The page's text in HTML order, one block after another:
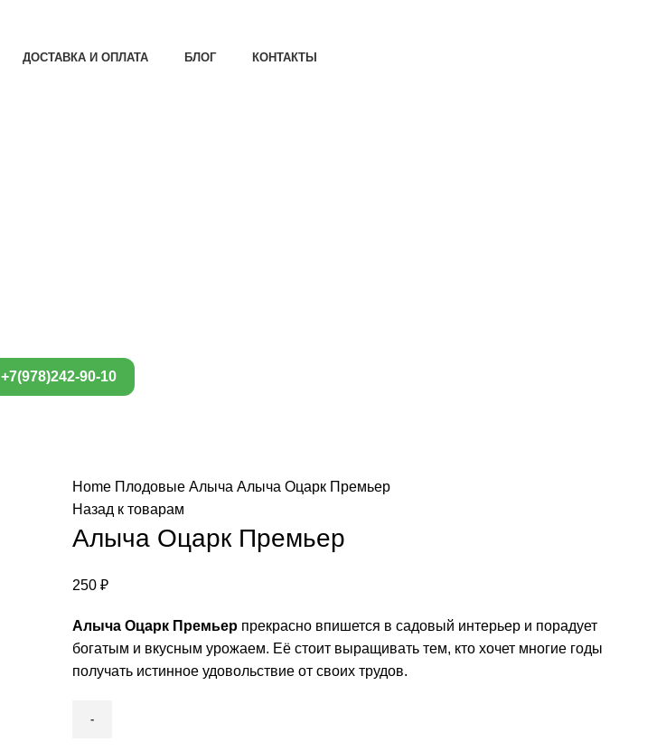
ДОСТАВКА И ОПЛАТА БЛОГ КОНТАКТЫ
+7(978)242-90-10
Home Плодовые Алыча Алыча Оцарк Премьер
Назад к товарам
Алыча Оцарк Премьер
250 ₽
Алыча Оцарк Премьер прекрасно впишется в садовый интерьер и порадует
богатым и вкусным урожаем. Еë стоит выращивать тем, кто хочет многие годы
получать истинное удовольствие от своих трудов.